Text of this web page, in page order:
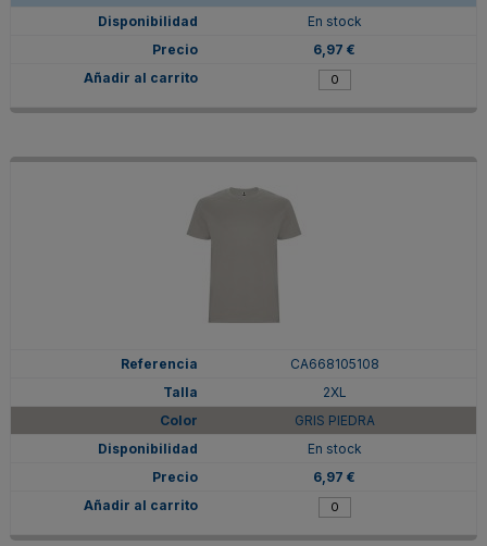
En stock
6,97 €
CA668105108
2XL
GRIS PIEDRA
En stock
6,97 €